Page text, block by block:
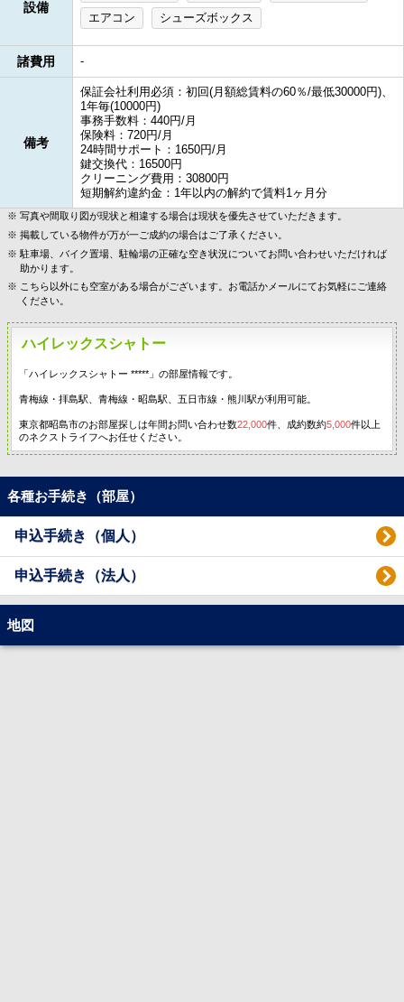
設備
エアコン シューズボックス
諸費用 -
備考
保証会社利用必須：初回(月額総賃料の60％/最低30000円)、
1年毎(10000円)
事務手数料：440円/月
保険料：720円/月
24時間サポート：1650円/月
鍵交換代：16500円
クリーニング費用：30800円
短期解約違約金：1年以内の解約で賃料1ヶ月分
写真や間取り図が現状と相違する場合は現状を優先させていただきます。
掲載している物件が万が一ご成約の場合はご了承ください。
駐車場、バイク置場、駐輪場の正確な空き状況についてお問い合わせいただければ
助かります。
こちら以外にも空室がある場合がございます。お電話かメールにてお気軽にご連絡
ください。
ハイレックスシャトー
「ハイレックスシャトー *****」の部屋情報です。
青梅線・拝島駅、青梅線・昭島駅、五日市線・熊川駅が利用可能。
東京都昭島市のお部屋探しは年間お問い合わせ数22,000件、成約数約5,000件以上
のネクストライフへお任せください。
各種お手続き（部屋）
申込手続き（個人）
申込手続き（法人）
地図